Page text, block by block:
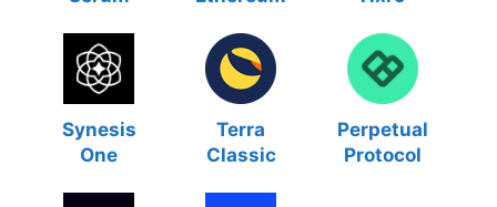
Synesis
One
Terra
Classic
Perpetual
Protocol